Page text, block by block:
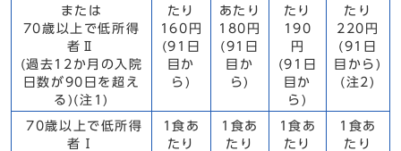
または
70歳以上で低所得
者Ⅱ
(過去12か月の入院
日数が90日を超え
る)(注1)
たり
160円
(91日
目か
ら)
あたり
180円
(91日
目か
ら)
たり
190
円
(91日
目か
ら)
たり
220円
(91日
目から)
(注2)
70歳以上で低所得
者Ⅰ
1食あ
たり
1食あ
たり
1食あ
たり
1食あ
たり